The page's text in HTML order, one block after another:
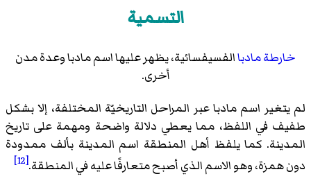
التسمية
خارطة مادباالفسيفسائية، يظهر عليها اسم مادبا وعدة مدن
أخرى.
لم يتغير اسم مادبا عبر المراحل التاريخيّة المختلفة، إلا بشكل
طفيف في اللفظ، مما يعطي دلالة واضحة ومهمة على تاريخ
المدينة. كما يلفظ أهل المنطقة اسم المدينة بألف ممدودة
دون همزة، وهو الاسم الذي أصبح متعارفًا عليه في المنطقة.[12]